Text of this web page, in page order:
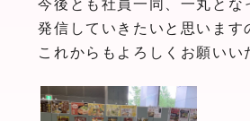
今後とも社員一同、一丸とな
発信していきたいと思います
これからもよろしくお願いい